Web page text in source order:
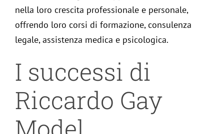
nella loro crescita professionale e personale,
offrendo loro corsi di formazione, consulenza
legale, assistenza medica e psicologica.
I successi di
Riccardo Gay